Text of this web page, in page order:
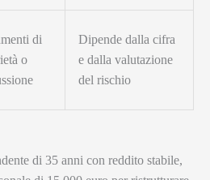
di
o
Dipende dalla cifra
e dalla valutazione
del rischio
di 35 anni con reddito stabile,